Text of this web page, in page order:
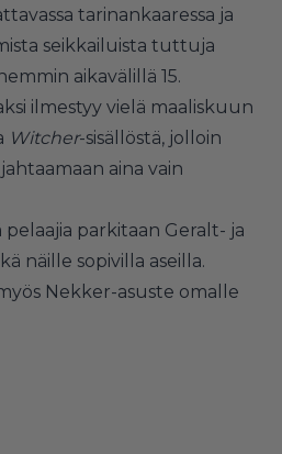
tarinankaaressa ja
seikkailuista tuttuja
aikavälillä 15.
ilmestyy vielä maaliskuun
Witcher-sisällöstä, jolloin
aina vain
pelaajia parkitaan Geralt- ja
näille sopivilla aseilla.
Nekker-asuste omalle